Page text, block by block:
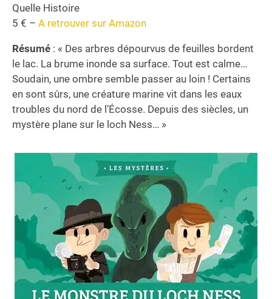
Quelle Histoire
5 € – A retrouver sur Amazon
Résumé : « Des arbres dépourvus de feuilles bordent
le lac. La brume inonde sa surface. Tout est calme…
Soudain, une ombre semble passer au loin ! Certains
en sont sûrs, une créature marine vit dans les eaux
troubles du nord de l’Écosse. Depuis des siècles, un
mystère plane sur le loch Ness… »